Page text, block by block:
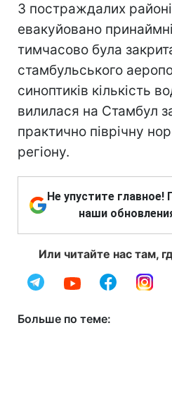
З постраждалих
евакуйовано
тимчасово була
стамбульського
синоптиків кількість
вилилася на Стамбул
практично піврічну
регіону.
Не упустите
наши
Или читайте нас там,
Больше по теме: